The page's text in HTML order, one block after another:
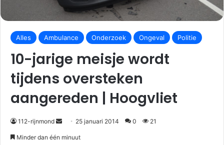
Alles Ambulance Onderzoek Ongeval Politie
10-jarige meisje wordt
tijdens oversteken
aangereden | Hoogvliet
112-rijnmond 25 januari 2014 0 21
Minder dan één minuut